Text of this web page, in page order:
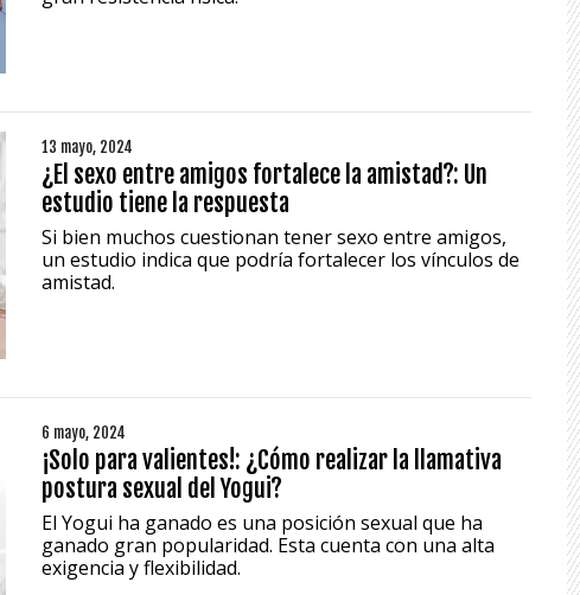
13 mayo, 2024
¿El sexo entre amigos fortalece la amistad?: Un
estudio tiene la respuesta
Si bien muchos cuestionan tener sexo entre amigos,
un estudio indica que podría fortalecer los vínculos de
amistad.
6 mayo, 2024
¡Solo para valientes!: ¿Cómo realizar la llamativa
postura sexual del Yogui?
El Yogui ha ganado es una posición sexual que ha
ganado gran popularidad. Esta cuenta con una alta
exigencia y flexibilidad.